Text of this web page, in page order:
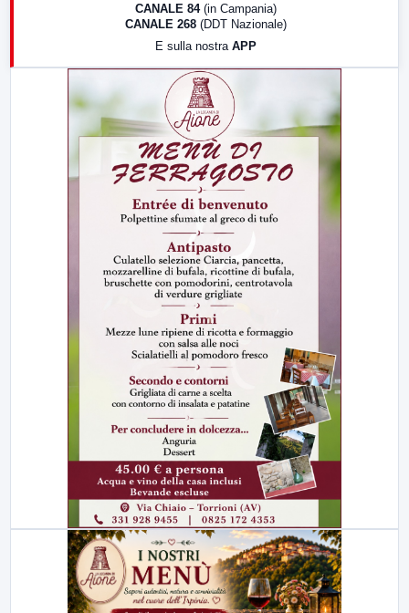
CANALE 84 (in Campania)
CANALE 268 (DDT Nazionale)
E sulla nostra APP